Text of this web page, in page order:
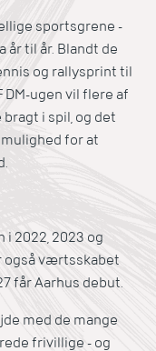
sportsgrene -
år til år. Blandt de
og rallysprint til
ugen vil flere af
i spil, og det
for at
i 2022, 2023 og
også værtsskabet
får Aarhus debut.
med de mange
frivillige - og